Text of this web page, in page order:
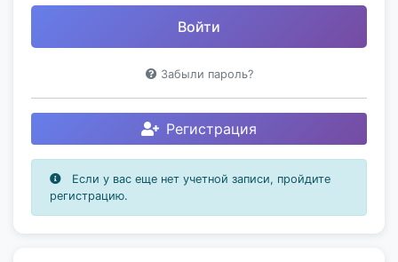
Забыли пароль?
Регистрация
Если у вас еще нет учетной записи, пройдите
регистрацию.